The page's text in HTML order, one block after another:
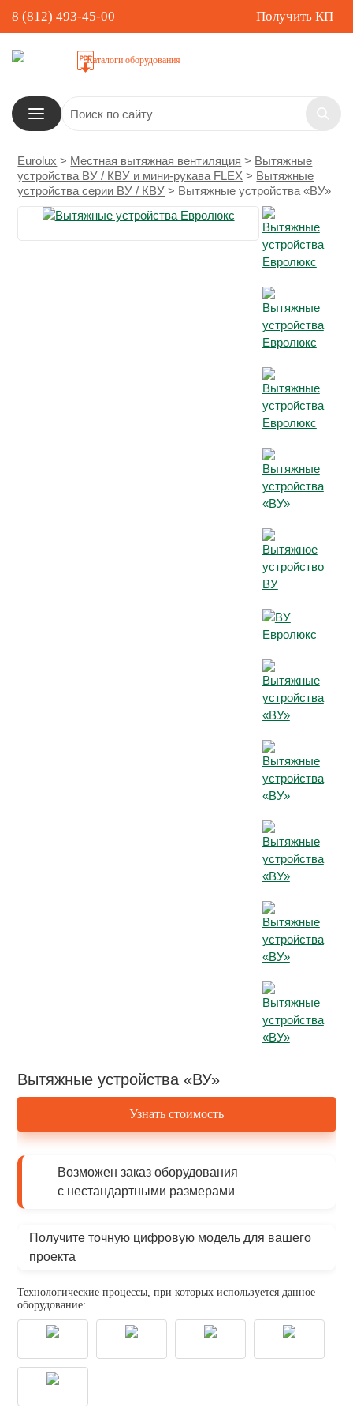
8 (812) 493-45-00 Получить КП
Каталоги оборудования
Eurolux > Местная вытяжная вентиляция > Вытяжные
устройства ВУ / КВУ и мини-рукава FLEX > Вытяжные
устройства серии ВУ / КВУ > Вытяжные устройства «ВУ»
Вытяжные устройства «ВУ»
Узнать стоимость
Возможен заказ оборудования
с нестандартными размерами
Получите точную цифровую модель для вашего
проекта
Технологические процессы, при которых используется данное
оборудование: